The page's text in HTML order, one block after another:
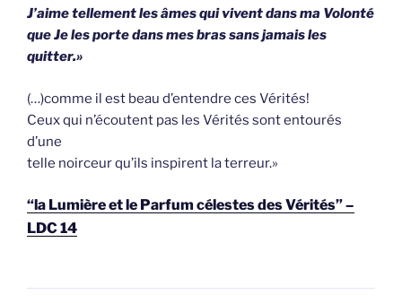
J’aime tellement les âmes qui vivent dans ma Volonté
que Je les porte dans mes bras sans jamais les
quitter.»
(…)comme il est beau d’entendre ces Vérités!
Ceux qui n’écoutent pas les Vérités sont entourés
d’une
telle noirceur qu’ils inspirent la terreur.»
“la Lumière et le Parfum célestes des Vérités” –
LDC 14